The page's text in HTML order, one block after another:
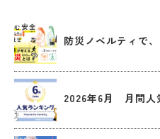
防災ノベルティで
2026年6月 月間人